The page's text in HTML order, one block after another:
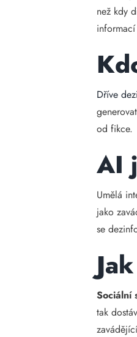
než kdy
Dříve
od fikce.
AI
Umělá
jako
se
Sociální
tak